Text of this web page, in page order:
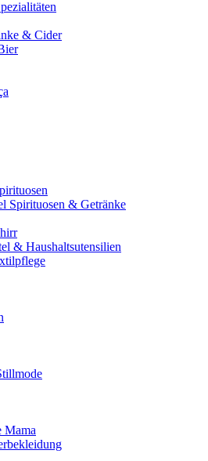
& Cider
Spirituosen & Getränke
& Haushaltsutensilien
Mama